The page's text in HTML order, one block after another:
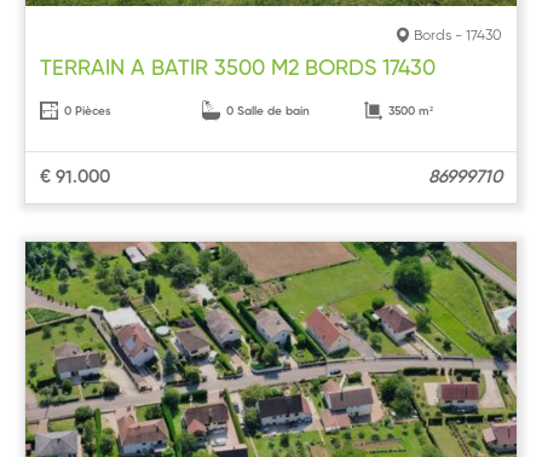
Bords - 17430
TERRAIN A BATIR 3500 M2 BORDS 17430
0 Pièces 0 Salle de bain 3500 m²
€ 91.000 86999710